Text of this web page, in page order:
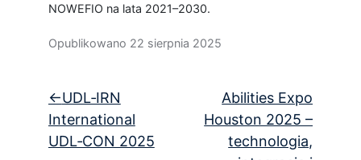
NOWEFIO na lata 2021–2030.
Opublikowano 22 sierpnia 2025
Nawigacja
wpisu
UDL‑IRN
International
UDL‑CON 2025
Abilities Expo
Houston 2025 –
technologia,